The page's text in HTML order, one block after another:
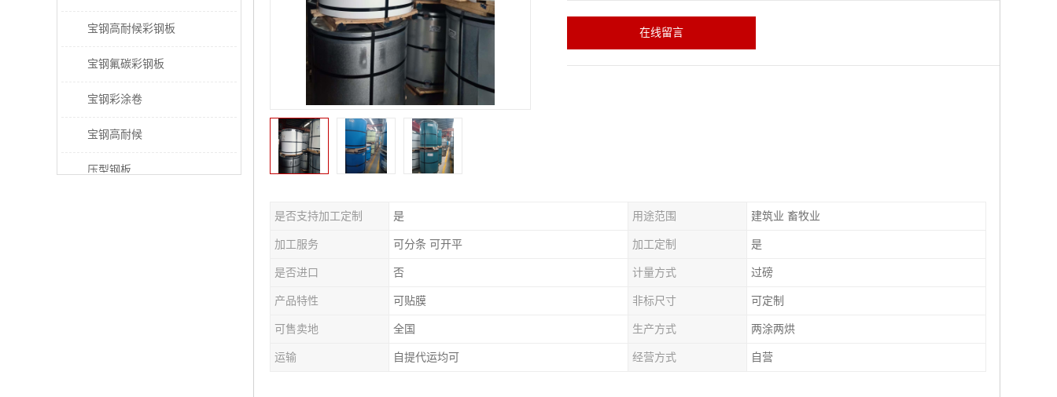
宝钢高耐候彩钢板
宝钢氟碳彩钢板
宝钢彩涂卷
宝钢高耐候
压型钢板
在线留言
是否支持加工定制 是 用途范围 建筑业 畜牧业
加工服务 可分条 可开平 加工定制 是
是否进口 否 计量方式 过磅
产品特性 可贴膜 非标尺寸 可定制
可售卖地 全国 生产方式 两涂两烘
运输 自提代运均可 经营方式 自营